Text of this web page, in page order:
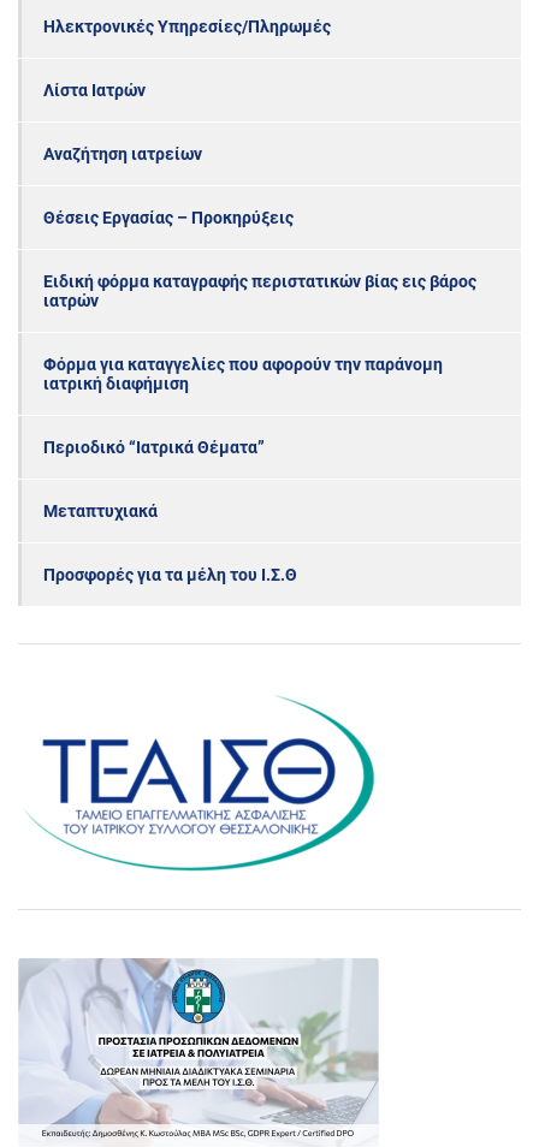
Ηλεκτρονικές Υπηρεσίες/Πληρωμές
Λίστα Ιατρών
Αναζήτηση ιατρείων
Θέσεις Εργασίας – Προκηρύξεις
Ειδική φόρμα καταγραφής περιστατικών βίας εις βάρος
ιατρών
Φόρμα για καταγγελίες που αφορούν την παράνομη
ιατρική διαφήμιση
Περιοδικό “Ιατρικά Θέματα”
Μεταπτυχιακά
Προσφορές για τα μέλη του Ι.Σ.Θ